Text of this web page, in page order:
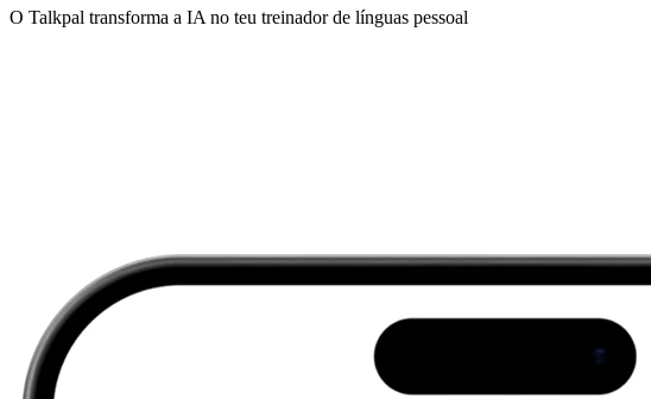
O Talkpal transforma a IA no teu treinador de línguas pessoal